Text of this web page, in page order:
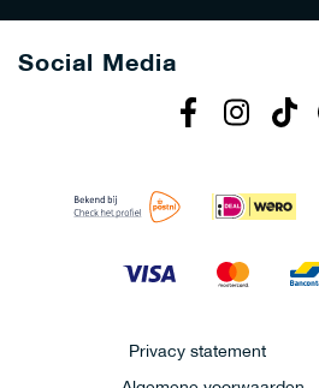
Social Media
Privacy statement